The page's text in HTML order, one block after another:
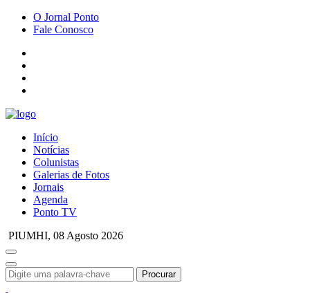
O Jornal Ponto
Fale Conosco
Início
Notícias
Colunistas
Galerias de Fotos
Jornais
Agenda
Ponto TV
PIUMHI, 08 Agosto 2026
Procurar